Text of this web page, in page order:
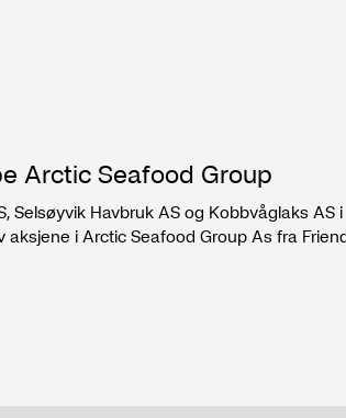
Arctic Seafood Group
Selsøyvik Havbruk AS og Kobbvåglaks AS i
i Arctic Seafood Group As fra